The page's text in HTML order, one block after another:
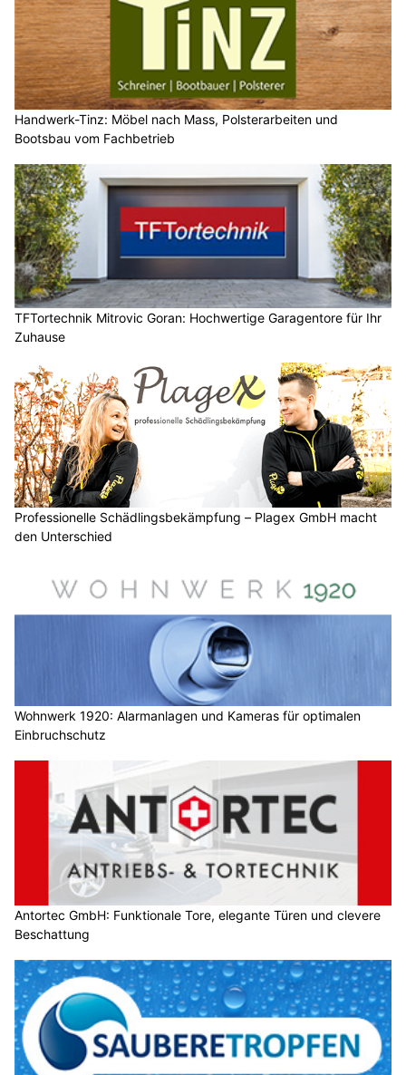
Handwerk-Tinz: Möbel nach Mass, Polsterarbeiten und
Bootsbau vom Fachbetrieb
TFTortechnik Mitrovic Goran: Hochwertige Garagentore für Ihr
Zuhause
Professionelle Schädlingsbekämpfung – Plagex GmbH macht
den Unterschied
Wohnwerk 1920: Alarmanlagen und Kameras für optimalen
Einbruchschutz
Antortec GmbH: Funktionale Tore, elegante Türen und clevere
Beschattung